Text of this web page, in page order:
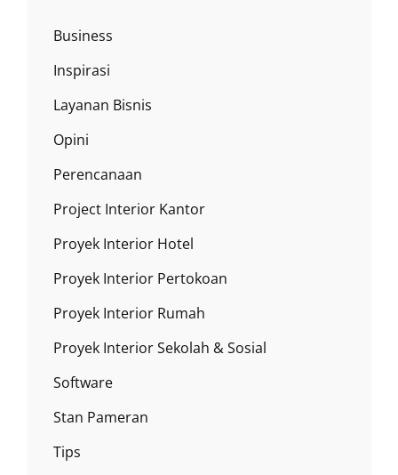
Business
Inspirasi
Layanan Bisnis
Opini
Perencanaan
Project Interior Kantor
Proyek Interior Hotel
Proyek Interior Pertokoan
Proyek Interior Rumah
Proyek Interior Sekolah & Sosial
Software
Stan Pameran
Tips